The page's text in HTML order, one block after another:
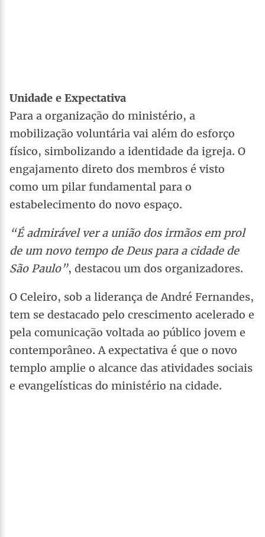
Unidade e Expectativa
Para a organização do ministério, a
mobilização voluntária vai além do esforço
físico, simbolizando a identidade da igreja. O
engajamento direto dos membros é visto
como um pilar fundamental para o
estabelecimento do novo espaço.
“É admirável ver a união dos irmãos em prol
de um novo tempo de Deus para a cidade de
São Paulo”, destacou um dos organizadores.
O Celeiro, sob a liderança de André Fernandes,
tem se destacado pelo crescimento acelerado e
pela comunicação voltada ao público jovem e
contemporâneo. A expectativa é que o novo
templo amplie o alcance das atividades sociais
e evangelísticas do ministério na cidade.